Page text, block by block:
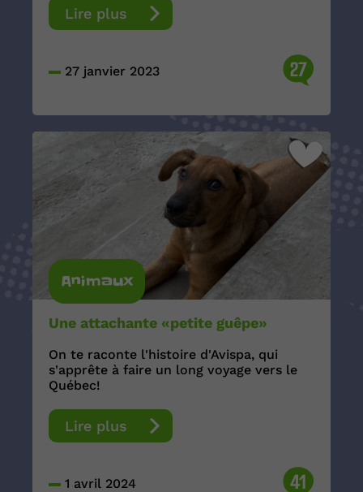
Lire plus
27 janvier 2023 27
Animaux
Une attachante «petite guêpe»
On te raconte l'histoire d'Avispa, qui
s'apprête à faire un long voyage vers le
Québec!
Lire plus
1 avril 2024 41